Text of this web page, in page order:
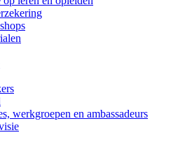
werkgroepen en ambassadeurs